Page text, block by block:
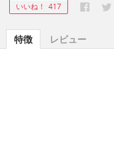
いいね！ 417
特徴 レビュー